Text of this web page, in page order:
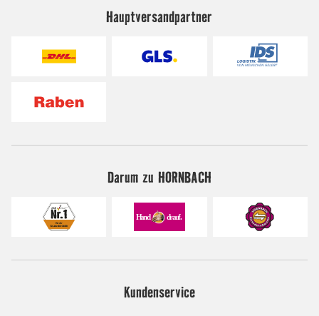
Hauptversandpartner
Darum zu HORNBACH
Kundenservice